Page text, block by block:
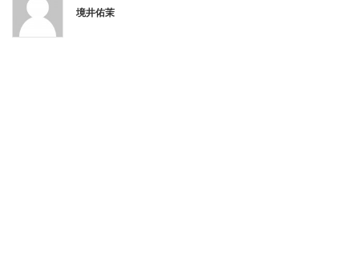
の救いをつづっていた。
境井佑茉